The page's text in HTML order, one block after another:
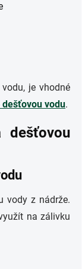
je vhodné
vodu.
dešťovou
vody z nádrže.
na zálivku